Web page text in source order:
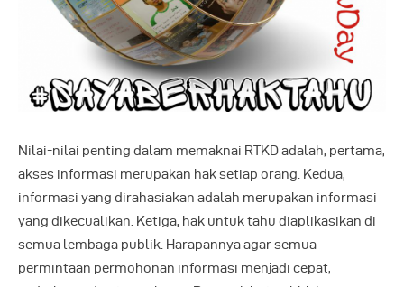
Nilai-nilai penting dalam memaknai RTKD adalah, pertama,
akses informasi merupakan hak setiap orang. Kedua,
informasi yang dirahasiakan adalah merupakan informasi
yang dikecualikan. Ketiga, hak untuk tahu diaplikasikan di
semua lembaga publik. Harapannya agar semua
permintaan permohonan informasi menjadi cepat,